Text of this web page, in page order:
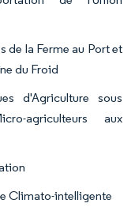
de la Ferme au Port et
du Froid
d'Agriculture sous
agriculteurs aux
Climato-intelligente